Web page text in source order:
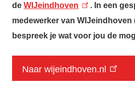
de WIJeindhoven
. In een
medewerker van WIJeindhoven
bespreek je wat voor jou de
Naar wijeindhoven.nl